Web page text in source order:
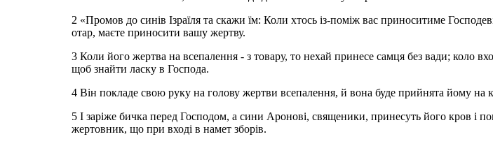
2 «Промов до синів Ізраїля та скажи їм: Коли хтось із-поміж вас приноситиме
отар, маєте приносити вашу жертву.
3 Коли його жертва на всепалення - з товару, то нехай принесе самця без вади; коло
щоб знайти ласку в Господа.
4 Він покладе свою руку на голову жертви всепалення, й вона буде прийнята йому на
5 І заріже бичка перед Господом, а сини Аронові, священики, принесуть його кров і
жертовник, що при вході в намет зборів.